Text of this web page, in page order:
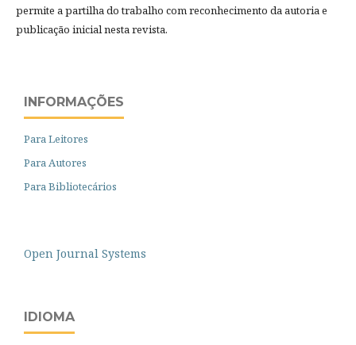
permite a partilha do trabalho com reconhecimento da autoria e
publicação inicial nesta revista.
INFORMAÇÕES
Para Leitores
Para Autores
Para Bibliotecários
Open Journal Systems
IDIOMA